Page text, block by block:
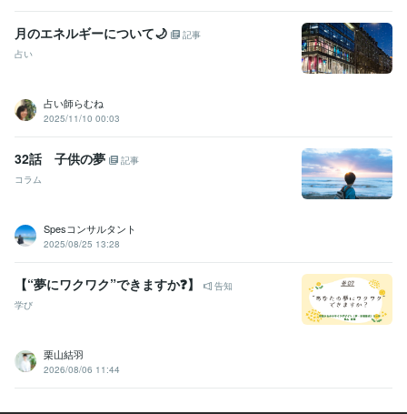
月のエネルギーについて🌙
記事
占い
占い師らむね
2025/11/10 00:03
32話 子供の夢
記事
コラム
Spesコンサルタント
2025/08/25 13:28
【“夢にワクワク”できますか❓】
告知
学び
栗山結羽
2026/08/06 11:44